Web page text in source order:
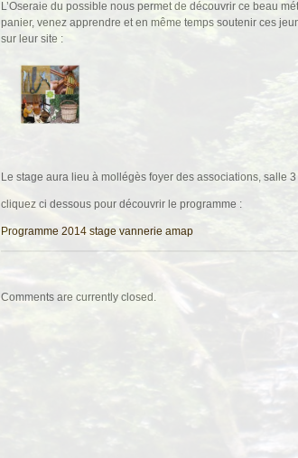
L’Oseraie du possible nous permet de découvrir ce beau
panier, venez apprendre et en même temps soutenir ces
sur leur site :
Le stage aura lieu à mollégès foyer des associations, salle 3
cliquez ci dessous pour découvrir le programme :
Programme 2014 stage vannerie amap
Comments are currently closed.